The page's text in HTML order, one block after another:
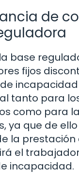
de
base
fijos
tanto para
como para
ya que de
la prestación
el
incapacidad.